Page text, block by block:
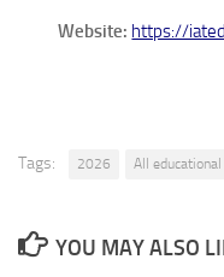
Website: https://
Tags: 2026 All
YOU MAY ALSO